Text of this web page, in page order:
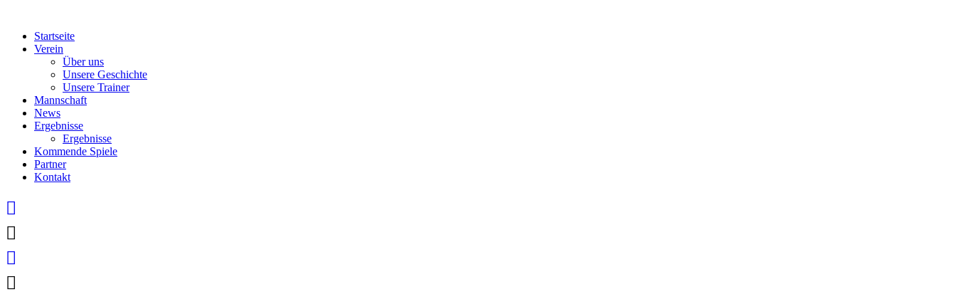
contentStartseite
Verein
Über uns
Unsere Geschichte
Unsere Trainer
Mannschaft
News
Ergebnisse
Ergebnisse
Kommende Spiele
Partner
Kontakt